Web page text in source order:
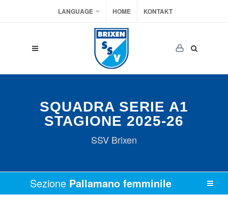
LANGUAGE HOME KONTAKT
SQUADRA SERIE A1
STAGIONE 2025-26
SSV Brixen
Sezione Pallamano femminile